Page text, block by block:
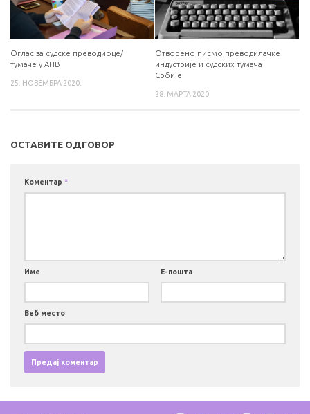
Оглас за судске преводиоце/
тумаче у АПВ
25. НОВЕМБРА 2020.
Отворено писмо преводилачке
индустрије и судских тумача
Србије
28. МАРТА 2020.
ОСТАВИТЕ ОДГОВОР
Коментар *
Име Е-пошта
Веб место